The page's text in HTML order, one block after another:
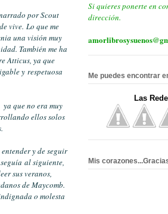
por Scout
vive. Lo que me
una visión muy
También me ha
Atticus, ya que
y respetuosa
que no era muy
ellos solos
y de seguir
al siguiente,
sus veranos,
de Maycomb.
o molesta
Si quieres ponerte en
dirección.
Me puedes encontrar
Las
Mis